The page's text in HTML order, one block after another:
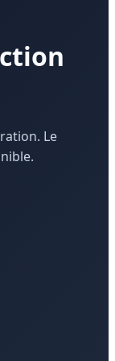
Le